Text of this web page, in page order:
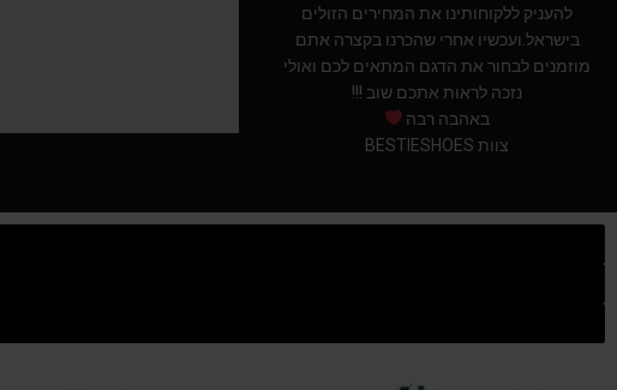
להעניק ללקוחותינו את המחירים הזולים
בישראל.ועכשיו אחרי שהכרנו בקצרה אתם
מוזמנים לבחור את הדגם המתאים לכם ואולי
נזכה לראות אתכם שוב !!!
באהבה רבה
צוות BESTIESHOES